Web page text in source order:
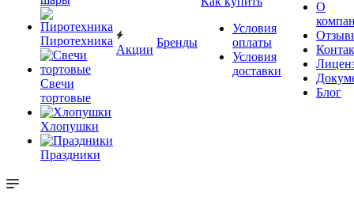
Пиротехника
Свечи
тортовые
Хлопушки
Праздники
Акции
Бренды
Условия
оплаты
Условия
доставки
О
Блог